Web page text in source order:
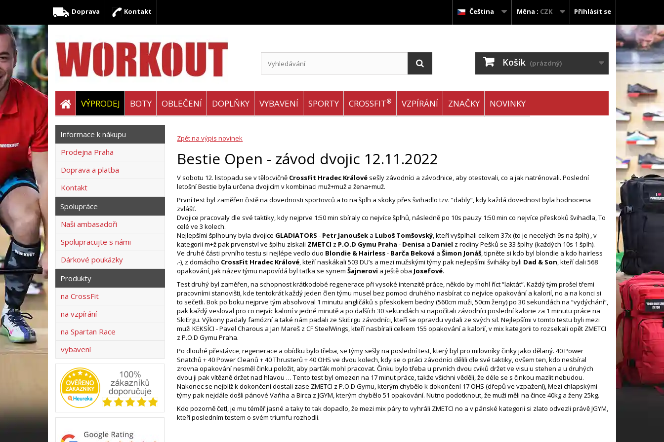
Přihlásit se
Měna : CZK
Čeština
Doprava Kontakt
Košík (prázdný)
VÝPRODEJ BOTY OBLEČENÍ DOPLŇKY VYBAVENÍ SPORTY CROSSFIT® VZPÍRÁNÍ ZNAČKY NOVINKY
Informace k nákupu
Prodejna Praha
Doprava a platba
Kontakt
Spolupráce
Naši ambasadoři
Spolupracujte s námi
Dárkové poukázky
Produkty
na CrossFit
na vzpírání
na Spartan Race
vybavení
Zpět na výpis novinek
Bestie Open - závod dvojic 12.11.2022
V sobotu 12. listopadu se v tělocvičně CrossFit Hradec Králové sešly závodníci a závodnice, aby otestovali, co a jak natrénovali. Poslední
letošní Bestie byla určena dvojicím v kombinaci muž+muž a žena+muž.
První test byl zaměřen čistě na dovednosti sportovců a to na šplh a skoky přes švihadlo tzv. “dably”, kdy každá dovednost byla hodnocena
zvlášť.
Dvojice pracovaly dle své taktiky, kdy nejprve 1:50 min sbíraly co nejvíce šplhů, následně po 10s pauzy 1:50 min co nejvíce přeskoků švihadla, To
celé ve 3 kolech.
Nejlepšími šplhouny byla dvojice GLADIATORS - Petr Janoušek a Luboš Tomšovský, kteří vyšplhali celkem 37x (to je necelých 9s na šplh) , v
kategorii m+ž pak prvenství ve šplhu získali ZMETCI z P.O.D Gymu Praha - Denisa a Daniel z rodiny Pešků se 33 šplhy (každých 10s 1 šplh).
Ve druhé části prvního testu si nejlépe vedlo duo Blondie & Hairless- Barča Beková aŠimon Jonáš, tipněte si kdo byl blondie a kdo hairless
.-), z domácího CrossFit Hradec Králové, kteří naskákali 503 DU’s a mezi mužskými týmy pak nejlepšími šviháky byli Dad & Son, kteří dali 568
opakování, jak název týmu napovídá byl taťka se synemŠajnerovi a ještě oba Josefové.
Test druhý byl zaměřen, na schopnost krátkodobé regenerace při vysoké intenzitě práce, někdo by mohl říct “laktát”. Každý tým prošel třemi
pracovními stanovišti, kde tentokrát každý jeden člen týmu musel bez pomoci druhého nasbírat co nejvíce opakování a kalorií, no a na konci si
to sečetli. Bok po boku nejprve tým absolvoval 1 minutu angličáků s přeskokem bedny (560cm muži, 50cm ženy) po 30 sekundách na “vydýchání”,
pak každý vesloval pro co nejvíc kalorií v jedné minutě a po dalších 30 sekundách si napočítali závodníci poslední kalorie za 1 minutu práce na
SkiErgu. Výkony padaly famózní a také nám padali ze SkiErgu závodníci, kteří se opravdu vydali ze svých sil. Nejlepšími v tomto testu byli mezi
muži KEKSÍCI - Pavel Charous a Jan Mareš z CF SteelWings, kteří nasbírali celkem 155 opakování a kalorií, v mix kategorii to rozsekali opět ZMETCI
z P.O.D Gymu Praha.
Po dlouhé přestávce, regenerace a obídku bylo třeba, se týmy sešly na poslední test, který byl pro milovníky činky jako dělaný. 40 Power
Snatchů + 40 Power Cleanů + 40 Thrusterů + 40 OHS ve dvou kolech, kdy se o práci závodníci dělili dle své taktiky, ovšem ten, kdo nesbíral
zrovna opakování nesměl činku položit, aby parťák mohl pracovat. Činku bylo třeba u prvních dvou cviků držet ve visu u stehen a u druhých
dvou ji pak vítězně držet nad hlavou … Tento test byl omezen na 17 minut práce, takže všichni věděli, že déle se s činkou mazlit nebudou.
Nakonec se nejblíž k dokončení dostali zase ZMETCI z P.O.D Gymu, kterým chybělo k dokončení 17 OHS (dřepů ve vzpažení), Mezi chlapskými
týmy pak nejdále došli pánové Vaňha a Birca z JGYM, kterým chybělo 51 opakování. Nutno podotknout, že muži měli na čince 40kg a ženy 25kg.
Kdo pozorně četl, je mu téměř jasné a taky to tak dopadlo, že mezi mix páry to vyhráli ZMETCI no a v pánské kategorii si zlato odvezli právě JGYM,
kteří posledním testem o svém triumfu rozhodli.